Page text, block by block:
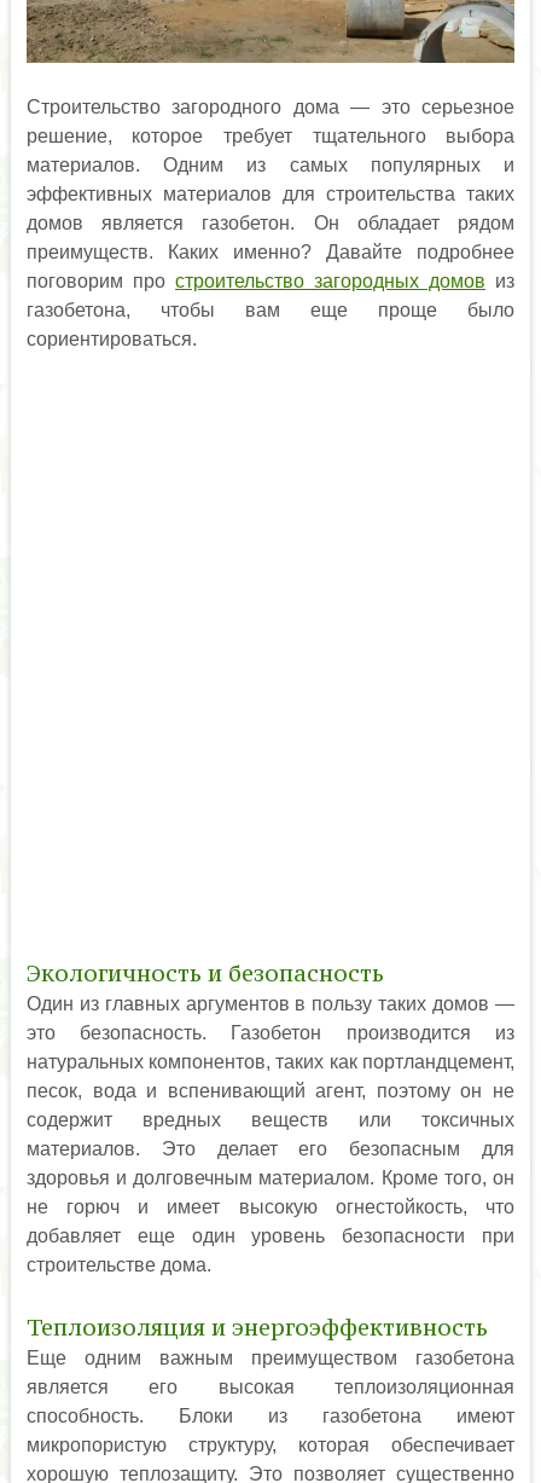
Строительство загородного дома — это серьезное
решение, которое требует тщательного выбора
материалов. Одним из самых популярных и
эффективных материалов для строительства таких
домов является газобетон. Он обладает рядом
преимуществ. Каких именно? Давайте подробнее
поговорим про строительство загородных домов из
газобетона, чтобы вам еще проще было
сориентироваться.
Экологичность и безопасность
Один из главных аргументов в пользу таких домов —
это безопасность. Газобетон производится из
натуральных компонентов, таких как портландцемент,
песок, вода и вспенивающий агент, поэтому он не
содержит вредных веществ или токсичных
материалов. Это делает его безопасным для
здоровья и долговечным материалом. Кроме того, он
не горюч и имеет высокую огнестойкость, что
добавляет еще один уровень безопасности при
строительстве дома.
Теплоизоляция и энергоэффективность
Еще одним важным преимуществом газобетона
является его высокая теплоизоляционная
способность. Блоки из газобетона имеют
микропористую структуру, которая обеспечивает
хорошую теплозащиту. Это позволяет существенно